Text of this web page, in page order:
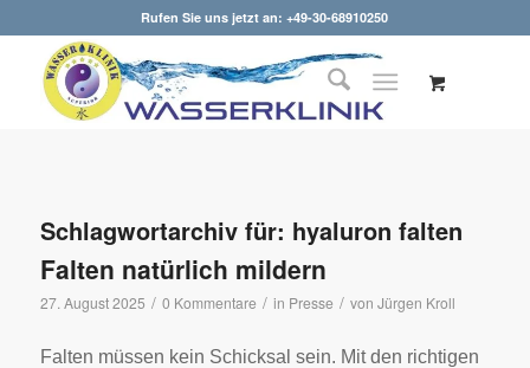
Rufen Sie uns jetzt an: +49-30-68910250
Schlagwortarchiv für: hyaluron falten
Falten natürlich mildern
27. August 2025 / 0 Kommentare / in Presse / von Jürgen Kroll
Falten müssen kein Schicksal sein. Mit den richtigen